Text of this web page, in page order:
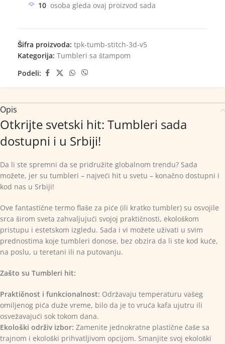
10 osoba gleda ovaj proizvod sada
Šifra proizvoda: tpk-tumb-stitch-3d-v5
Kategorija: Tumbleri sa štampom
Podeli:
Opis
Otkrijte svetski hit: Tumbleri sada
dostupni i u Srbiji!
Da li ste spremni da se pridružite globalnom trendu? Sada
možete, jer su tumbleri – najveći hit u svetu – konačno dostupni i
kod nas u Srbiji!
Ove fantastične termo flaše za piće (ili kratko tumbler) su osvojile
srca širom sveta zahvaljujući svojoj praktičnosti, ekološkom
pristupu i estetskom izgledu. Sada i vi možete uživati u svim
prednostima koje tumbleri donose, bez obzira da li ste kod kuće,
na poslu, u teretani ili na putovanju.
Zašto su Tumbleri hit:
Praktičnost i funkcionalnost: Održavaju temperaturu vašeg
omiljenog pića duže vreme, bilo da je to vruća kafa ujutru ili
osvežavajući sok tokom dana.
Ekološki održiv izbor: Zamenite jednokratne plastične čaše sa
trajnom i ekološki prihvatljivom opcijom. Smanjite svoj ekološki